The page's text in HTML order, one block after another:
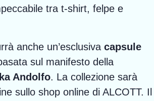
tra t-shirt, felpe e
anche un’esclusiva capsule
sul manifesto della
Andolfo. La collezione sarà
sullo shop online di ALCOTT. Il